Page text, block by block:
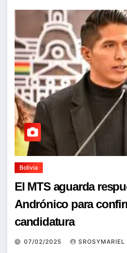
Bolivia
El MTS aguarda
Andrónico para
candidatura
07/02/2025 SROSYMARIEL